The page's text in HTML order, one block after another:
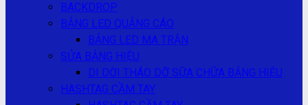
BACKDROP
BẢNG LED QUẢNG CÁO
BẢNG LED MA TRẬN
SỬA BẢNG HIỆU
DI DỜI THÁO DỠ SỮA CHỮA BẢNG HIỆU
HASHTAG CẦM TAY